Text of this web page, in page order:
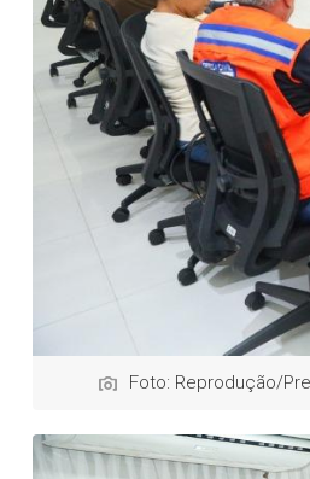
Foto: Reprodução/